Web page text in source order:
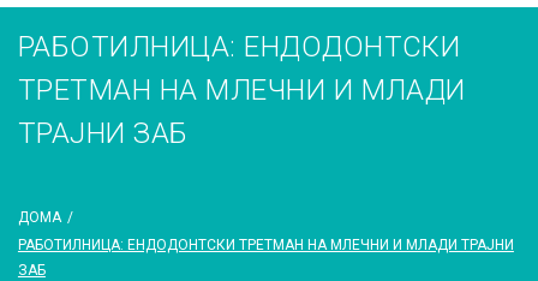
РАБОТИЛНИЦА: ЕНДОДОНТСКИ
ТРЕТМАН НА МЛЕЧНИ И МЛАДИ
ТРАЈНИ ЗАБ
ДОМА /
РАБОТИЛНИЦА: ЕНДОДОНТСКИ ТРЕТМАН НА МЛЕЧНИ И МЛАДИ ТРАЈНИ
ЗАБ